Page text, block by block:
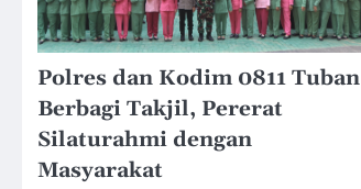
Polres dan Kodim 0811 Tuban
Berbagi Takjil, Pererat
Silaturahmi dengan
Masyarakat